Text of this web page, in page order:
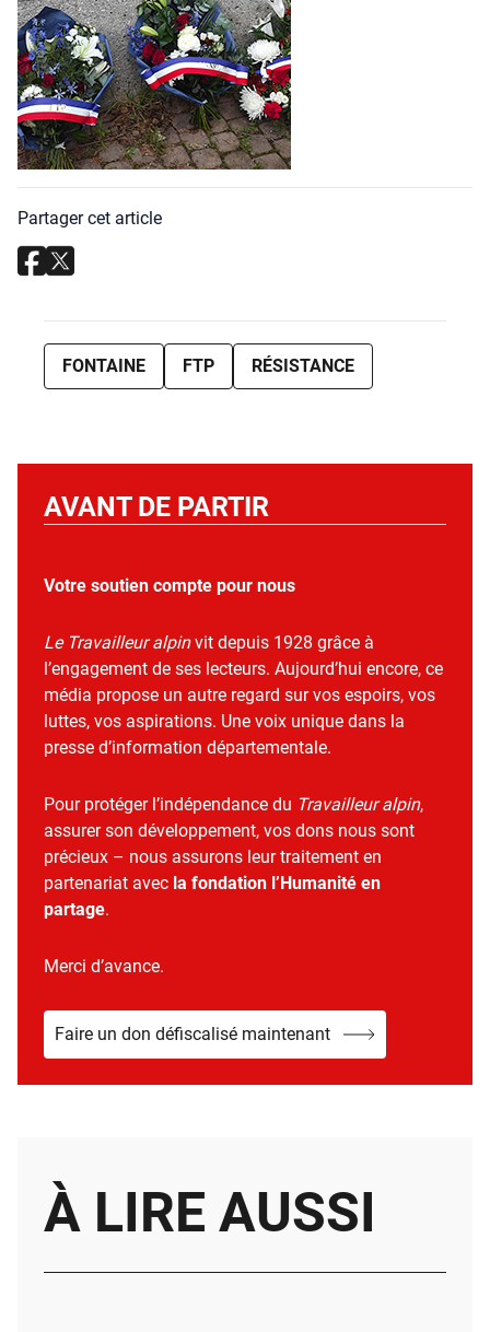
Partager cet article
FONTAINE FTP RÉSISTANCE
AVANT DE PARTIR
Votre soutien compte pour nous
Le Travailleur alpinvit depuis 1928 grâce à
l’engagement de ses lecteurs. Aujourd’hui encore, ce
média propose un autre regard sur vos espoirs, vos
luttes, vos aspirations. Une voix unique dans la
presse d’information départementale.
Pour protéger l’indépendance du Travailleur alpin,
assurer son développement, vos dons nous sont
précieux – nous assurons leur traitement en
partenariat avec la fondation l’Humanité en
partage.
Merci d’avance.
Faire un don défiscalisé maintenant
À LIRE AUSSI